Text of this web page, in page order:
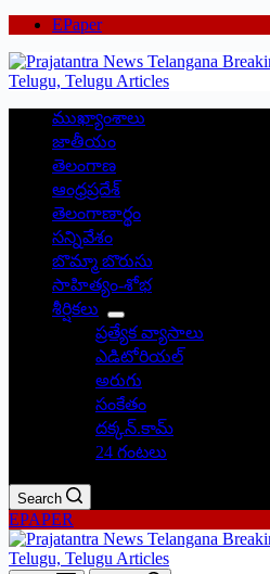
EPaper
ముఖ్యాంశాలు
జాతీయం
తెలంగాణ
ఆంధ్రప్రదేశ్
తెలంగాణార్థం
సన్నివేశం
బొమ్మా బొరుసు
సాహిత్యం-శోభ
శీర్షికలు
ప్రత్యేక వ్యాసాలు
ఎడిటోరియల్
అరుగు
సంకేతం
దక్కన్.కామ్
24 గంటలు
Search
EPAPER